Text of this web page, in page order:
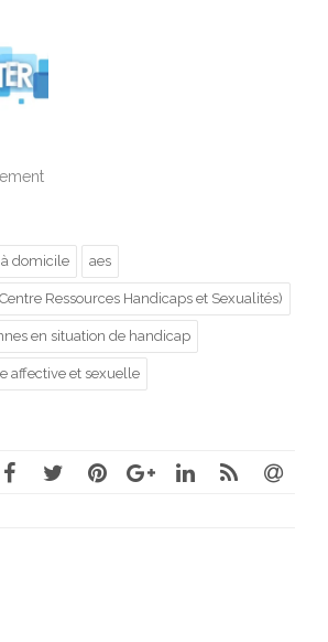
domicile aes
Ressources Handicaps et Sexualités)
en situation de handicap
affective et sexuelle